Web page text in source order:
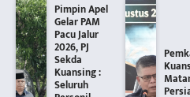
Pimpin Apel
Gelar PAM
Pacu Jalur
2026, PJ
Sekda
Kuansing :
Seluruh